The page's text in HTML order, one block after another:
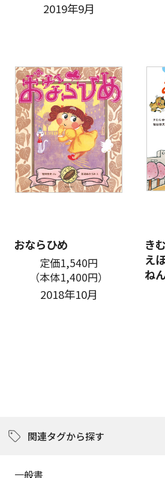
2019年9月
おならひめ
定価1,540円
（本体1,400円）
2018年10月
き
え
ね
関連タグから探す
一般書